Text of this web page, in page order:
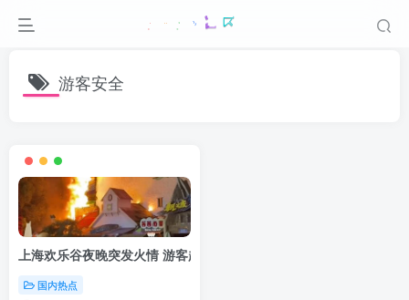
游客安全
上海欢乐谷夜晚突发火情 游客起初误认成节目表演
国内热点